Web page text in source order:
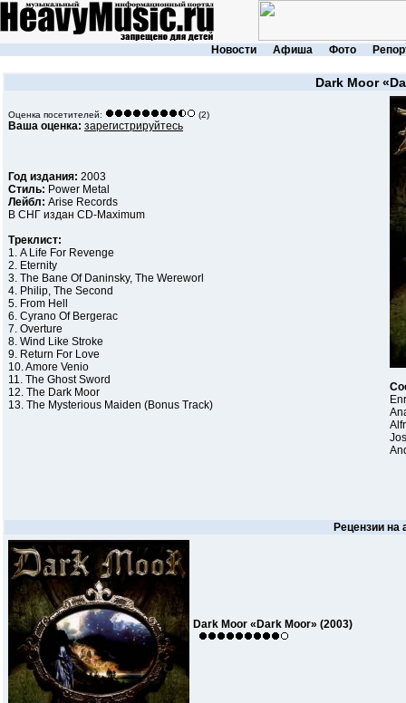
Новости Афиша Фото
Dark Moor
Оценка посетителей: (2)
Ваша оценка: зарегистрируйтесь
Год издания: 2003
Стиль: Power Metal
Лейбл: Arise Records
В СНГ издан CD-Maximum
Треклист:
1. A Life For Revenge
2. Eternity
3. The Bane Of Daninsky, The Wereworl
4. Philip, The Second
5. From Hell
6. Cyrano Of Bergerac
7. Overture
8. Wind Like Stroke
9. Return For Love
10. Amore Venio
11. The Ghost Sword
12. The Dark Moor
13. The Mysterious Maiden (Bonus Track)
Рецензии на
Dark Moor «Dark Moor» (2003)